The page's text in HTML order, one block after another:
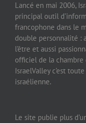
Lancé en mai 2006,
principal outil
francophone dans le
double personnalité :
l’être et aussi
officiel de la chambre
IsraelValley c’est
israélienne.
Le site publie plus